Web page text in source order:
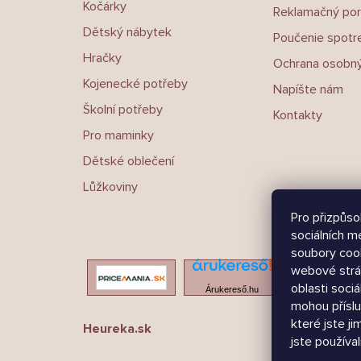
Pro
sociálních
soubory
webové
oblasti
mohou
které jste
jste
Kočárky
Dětský nábytek
Hračky
Kojenecké potřeby
Školní potřeby
Pro maminky
Dětské oblečení
Lůžkoviny
Reklamačný
Poučenie
Ochrana
Napíšte nám
Kontakty
Heureka.sk
Árukereső.hu